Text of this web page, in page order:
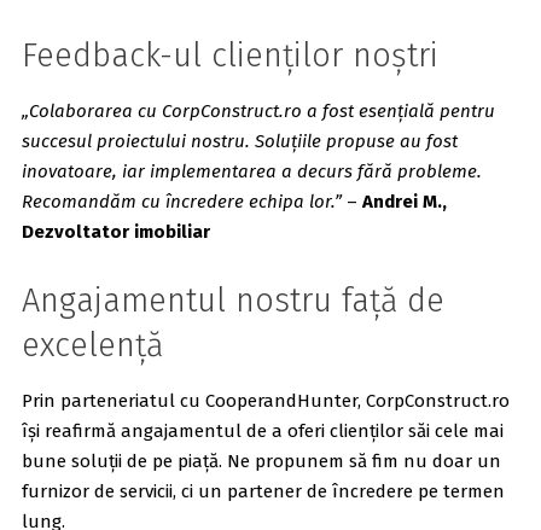
Feedback-ul clienților noștri
„Colaborarea cu CorpConstruct.ro a fost esențială pentru
succesul proiectului nostru. Soluțiile propuse au fost
inovatoare, iar implementarea a decurs fără probleme.
Recomandăm cu încredere echipa lor.”– Andrei M.,
Dezvoltator imobiliar
Angajamentul nostru față de
excelență
Prin parteneriatul cu CooperandHunter, CorpConstruct.ro
își reafirmă angajamentul de a oferi clienților săi cele mai
bune soluții de pe piață. Ne propunem să fim nu doar un
furnizor de servicii, ci un partener de încredere pe termen
lung.